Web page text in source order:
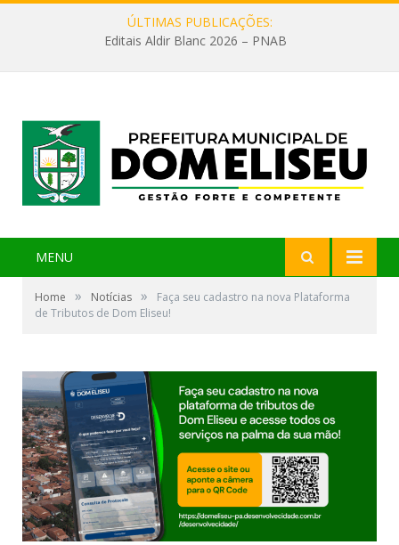
ÚLTIMAS PUBLICAÇÕES:
Editais Aldir Blanc 2026 – PNAB
MENU
Home » Notícias »
Faça seu cadastro na nova Plataforma
de Tributos de Dom Eliseu!